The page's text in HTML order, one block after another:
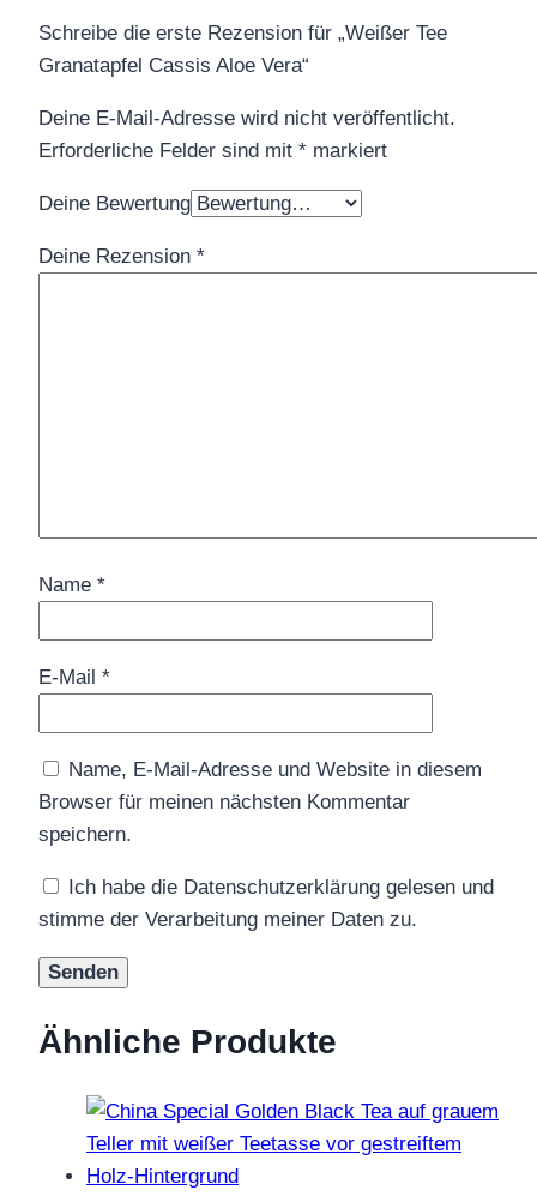
Schreibe die erste Rezension für „Weißer Tee
Granatapfel Cassis Aloe Vera“
Deine E-Mail-Adresse wird nicht veröffentlicht.
Erforderliche Felder sind mit * markiert
Deine Bewertung
Deine Rezension *
Name *
E-Mail *
Name, E-Mail-Adresse und Website in diesem
Browser für meinen nächsten Kommentar
speichern.
Ich habe die Datenschutzerklärung gelesen und
stimme der Verarbeitung meiner Daten zu.
Ähnliche Produkte